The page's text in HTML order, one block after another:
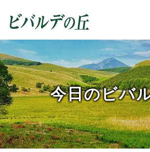
今日のビバ